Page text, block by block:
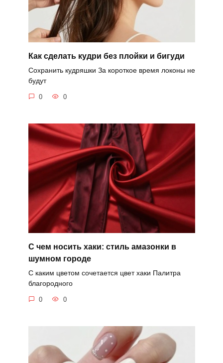
Как сделать кудри без плойки и бигуди
Сохранить кудряшки За короткое время локоны не
будут
0 0
С чем носить хаки: стиль амазонки в
шумном городе
С каким цветом сочетается цвет хаки Палитра
благородного
0 0